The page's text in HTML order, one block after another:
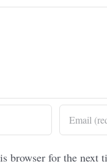
browser for the next